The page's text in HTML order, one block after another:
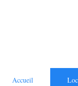
Accueil